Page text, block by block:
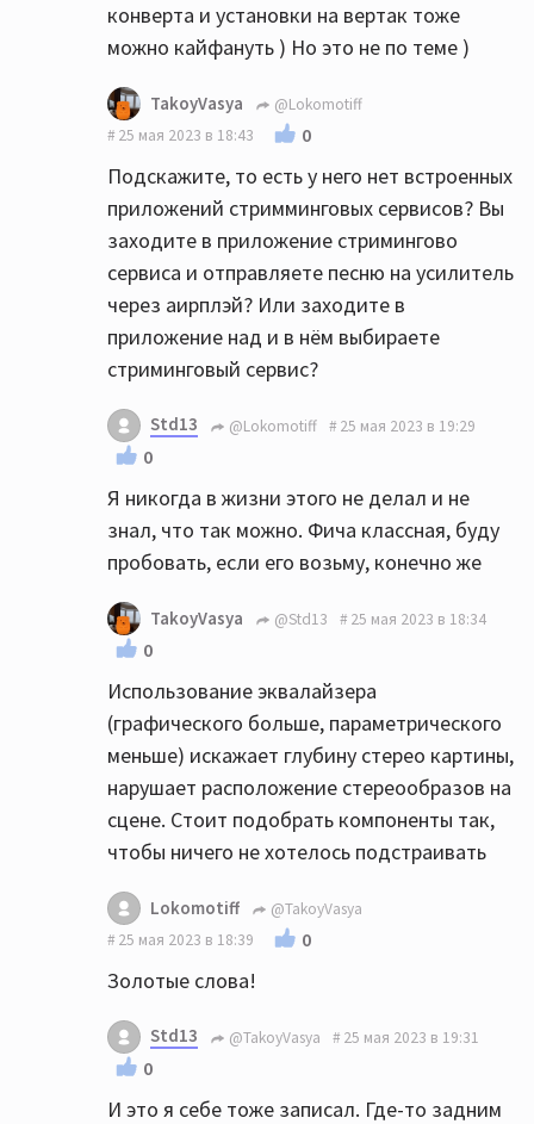
конверта и установки на вертак тоже
можно кайфануть ) Но это не по теме )
TakoyVasya
@Lokomotiff
25 мая 2023 в 18:43
0
Подскажите, то есть у него нет встроенных
приложений стримминговых сервисов? Вы
заходите в приложение стримингово
сервиса и отправляете песню на усилитель
через аирплэй? Или заходите в
приложение над и в нём выбираете
стриминговый сервис?
Std13 @Lokomotiff 25 мая 2023 в 19:29
0
Я никогда в жизни этого не делал и не
знал, что так можно. Фича классная, буду
пробовать, если его возьму, конечно же
TakoyVasya @Std13 25 мая 2023 в 18:34
0
Использование эквалайзера
(графического больше, параметрического
меньше) искажает глубину стерео картины,
нарушает расположение стереообразов на
сцене. Стоит подобрать компоненты так,
чтобы ничего не хотелось подстраивать
Lokomotiff
@TakoyVasya
25 мая 2023 в 18:39
0
Золотые слова!
Std13 @TakoyVasya 25 мая 2023 в 19:31
0
И это я себе тоже записал. Где-то задним